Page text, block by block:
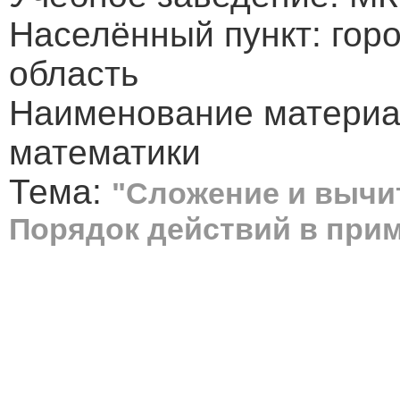
Населённый пункт:
область
Наименование
математики
Тема: "Сложение и
Порядок действий в